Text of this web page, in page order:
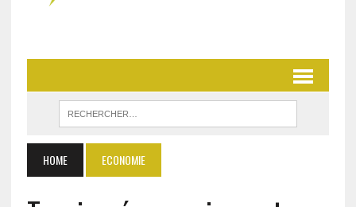
HOME ECONOMIE